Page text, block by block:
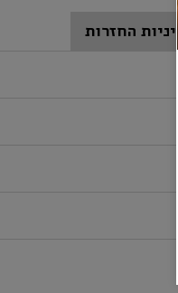
החזרות